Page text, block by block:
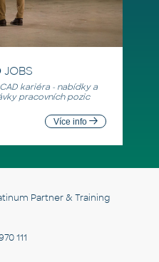
JOBS
kariéra - nabídky a
pracovních pozic
Více info
Partner & Training
111